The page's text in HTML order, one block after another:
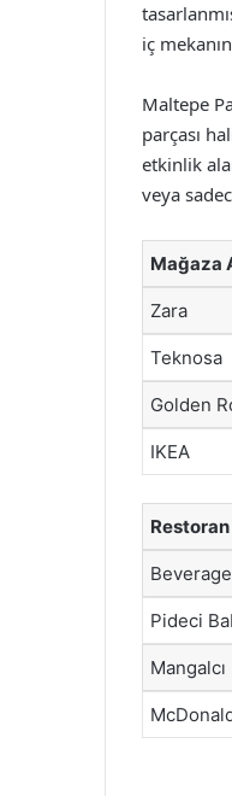
iç
Maltepe
parçası
etkinlik
veya
Mağaza
Zara
Teknosa
Golden
IKEA
Restoran
Pideci
Mangalcı